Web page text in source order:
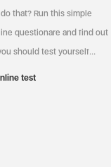
that? Run this simple
questionare and find out
should test yourself…
test